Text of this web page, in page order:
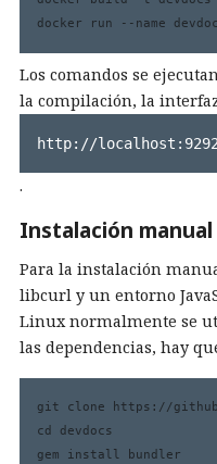
docker run --name
Los comandos se
la compilación, la
http://
.
Instalación
Para la instalación
libcurl y un entorno
Linux normalmente se
las dependencias, hay
git clone https://
cd devdocs
gem install bundler